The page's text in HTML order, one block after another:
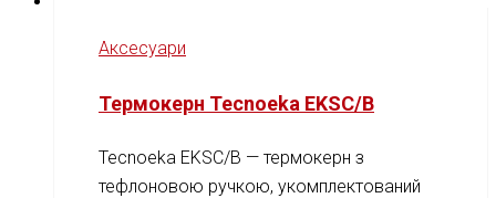
Аксесуари
Термокерн Tecnoeka EKSC/B
Tecnoeka EKSC/B — термокерн з
тефлоновою ручкою, укомплектований